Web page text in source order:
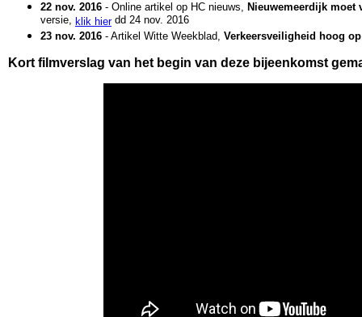
22 nov. 2016 - Online artikel op HC nieuws, Nieuwemeerdijk moet
versie, klik hierdd 24 nov. 2016
23 nov. 2016 - Artikel Witte Weekblad, Verkeersveiligheid hoog
Kort filmverslag van het begin van deze bijeenkomst